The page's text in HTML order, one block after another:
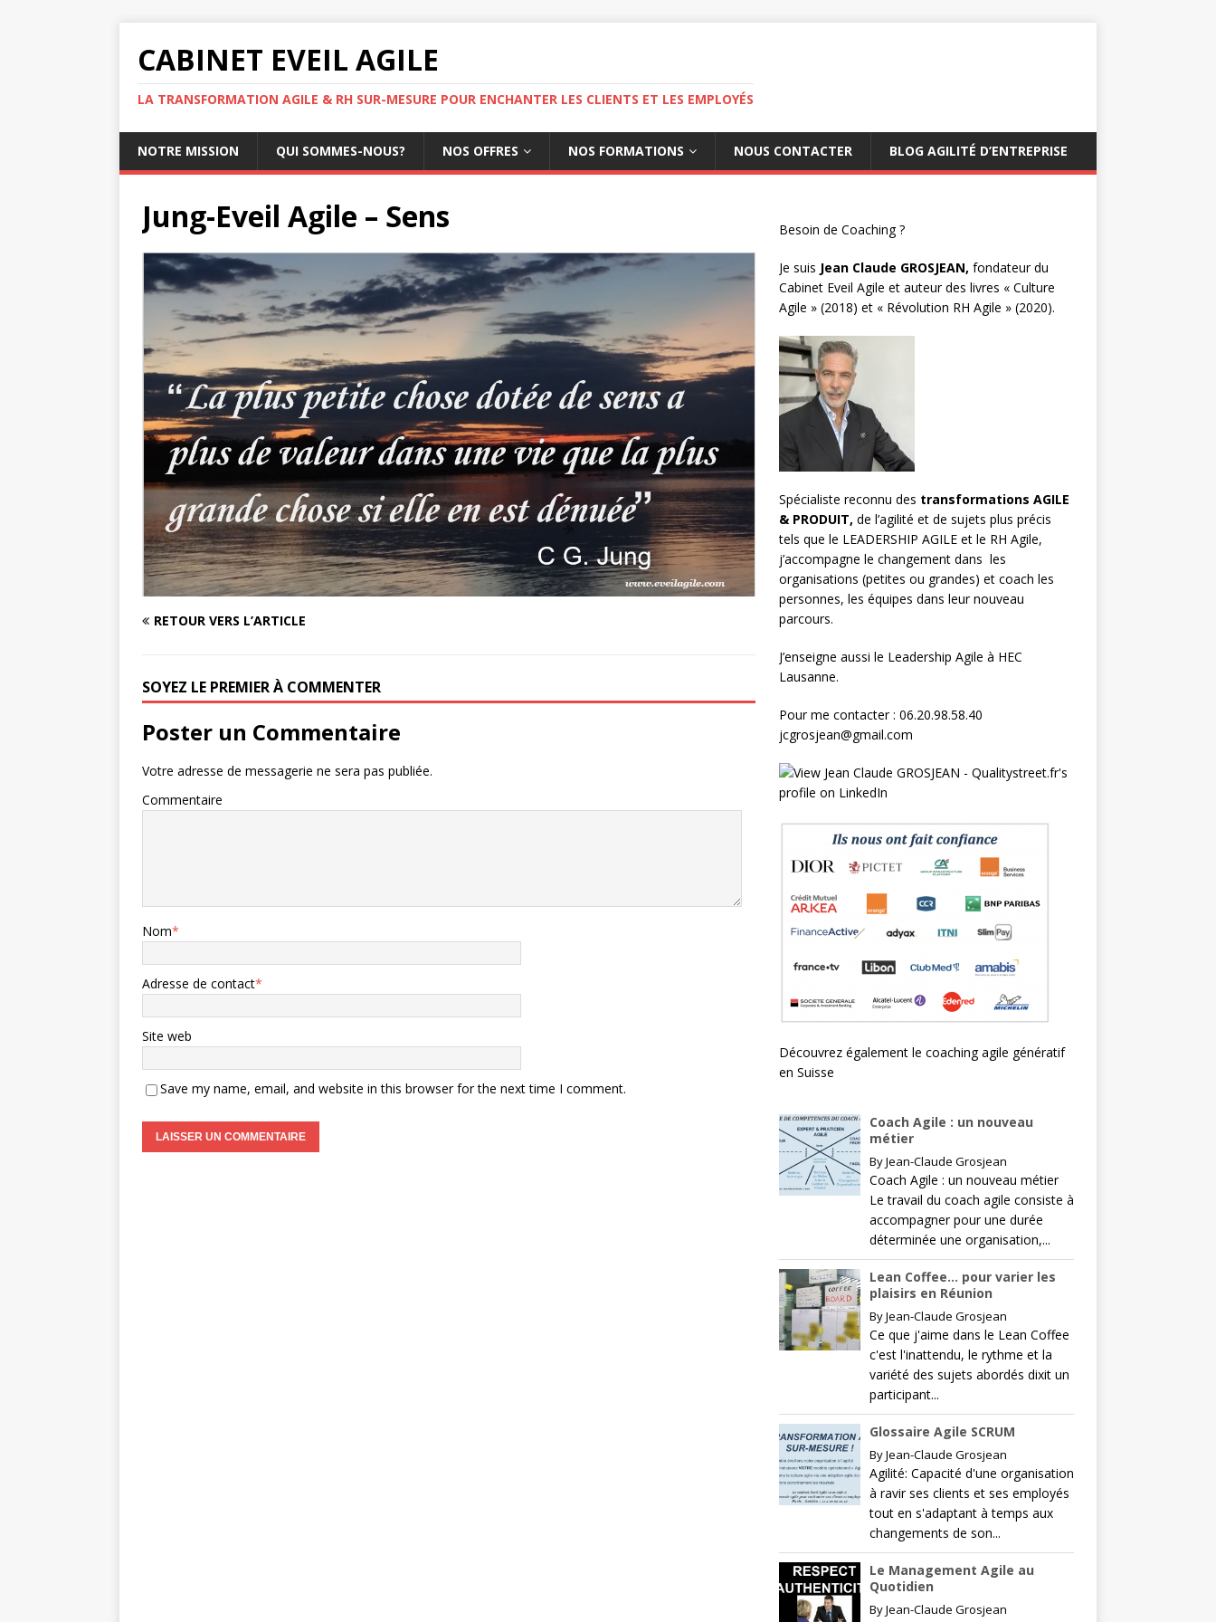
CABINET EVEIL AGILE
LA TRANSFORMATION AGILE & RH SUR-MESURE POUR ENCHANTER LES CLIENTS ET LES EMPLOYÉS
NOTRE MISSION QUI SOMMES-NOUS? NOS OFFRES NOS FORMATIONS NOUS CONTACTER BLOG AGILITÉ D’ENTREPRISE
Jung-Eveil Agile – Sens
RETOUR VERS L’ARTICLE
SOYEZ LE PREMIER À COMMENTER
Poster un Commentaire
Votre adresse de messagerie ne sera pas publiée.
Commentaire
Nom*
Adresse de contact*
Site web
Save my name, email, and website in this browser for the next time I comment.
Besoin de Coaching ?
Je suis Jean Claude GROSJEAN, fondateur du
Cabinet Eveil Agile et auteur des livres « Culture
Agile » (2018) et « Révolution RH Agile » (2020).
Spécialiste reconnu des transformations AGILE
& PRODUIT, de l’agilité et de sujets plus précis
tels que le LEADERSHIP AGILE et le RH Agile,
j’accompagne le changement dans les
organisations (petites ou grandes) et coach les
personnes, les équipes dans leur nouveau
parcours.
J’enseigne aussi le Leadership Agile à HEC
Lausanne.
Pour me contacter : 06.20.98.58.40
jcgrosjean@gmail.com
Découvrez également le coaching agile génératif
en Suisse
Coach Agile : un nouveau
métier
ByJean-Claude Grosjean
Coach Agile : un nouveau métier
Le travail du coach agile consiste à
accompagner pour une durée
déterminée une organisation,...
Lean Coffee… pour varier les
plaisirs en Réunion
ByJean-Claude Grosjean
Ce que j'aime dans le Lean Coffee
c'est l'inattendu, le rythme et la
variété des sujets abordés dixit un
participant...
Glossaire Agile SCRUM
ByJean-Claude Grosjean
Agilité: Capacité d'une organisation
à ravir ses clients et ses employés
tout en s'adaptant à temps aux
changements de son...
Le Management Agile au
Quotidien
ByJean-Claude Grosjean